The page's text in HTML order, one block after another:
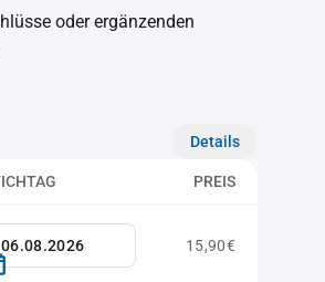
oder ergänzenden
Details
PREIS
15,90€